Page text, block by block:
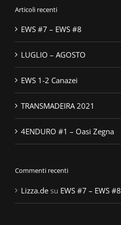
Articoli recenti
EWS #7 – EWS #8
LUGLIO – AGOSTO
EWS 1-2 Canazei
TRANSMADEIRA 2021
4ENDURO #1 – Oasi Zegna
Commenti recenti
Lizza.de su EWS #7 – EWS #8